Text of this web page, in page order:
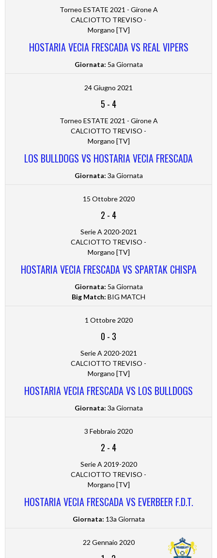
Torneo ESTATE 2021 - Girone A
CALCIOTTO TREVISO -
Morgano [TV]
HOSTARIA VECIA FRESCADA VS REAL VIPERS
Giornata: 5a Giornata
24 Giugno 2021
5 - 4
Torneo ESTATE 2021 - Girone A
CALCIOTTO TREVISO -
Morgano [TV]
LOS BULLDOGS VS HOSTARIA VECIA FRESCADA
Giornata: 3a Giornata
15 Ottobre 2020
2 - 4
Serie A 2020-2021
CALCIOTTO TREVISO -
Morgano [TV]
HOSTARIA VECIA FRESCADA VS SPARTAK CHISPA
Giornata: 5a Giornata
Big Match: BIG MATCH
1 Ottobre 2020
0 - 3
Serie A 2020-2021
CALCIOTTO TREVISO -
Morgano [TV]
HOSTARIA VECIA FRESCADA VS LOS BULLDOGS
Giornata: 3a Giornata
3 Febbraio 2020
2 - 4
Serie A 2019-2020
CALCIOTTO TREVISO -
Morgano [TV]
HOSTARIA VECIA FRESCADA VS EVERBEER F.D.T.
Giornata: 13a Giornata
22 Gennaio 2020